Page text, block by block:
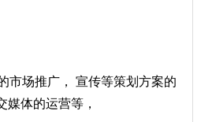
市场推广， 宣传等策划方案的
媒体的运营等，